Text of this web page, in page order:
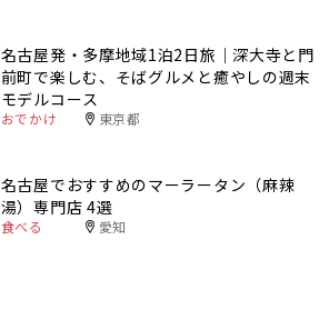
名古屋発・多摩地域1泊2日旅｜深大寺と門
前町で楽しむ、そばグルメと癒やしの週末
モデルコース
おでかけ 東京都
名古屋でおすすめのマーラータン（麻辣
湯）専門店 4選
食べる 愛知